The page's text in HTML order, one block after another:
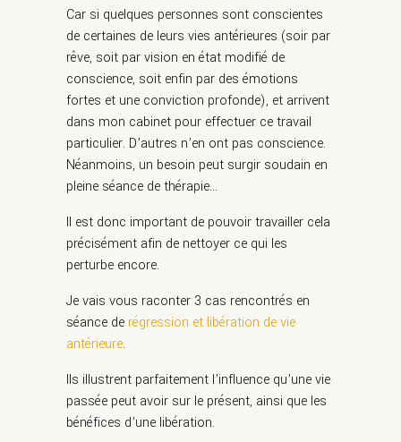
Car si quelques personnes sont conscientes
de certaines de leurs vies antérieures (soir par
rêve, soit par vision en état modifié de
conscience, soit enfin par des émotions
fortes et une conviction profonde), et arrivent
dans mon cabinet pour effectuer ce travail
particulier. D’autres n’en ont pas conscience.
Néanmoins, un besoin peut surgir soudain en
pleine séance de thérapie…
Il est donc important de pouvoir travailler cela
précisément afin de nettoyer ce qui les
perturbe encore.
Je vais vous raconter 3 cas rencontrés en
séance de régression et libération de vie
antérieure.
Ils illustrent parfaitement l’influence qu’une vie
passée peut avoir sur le présent, ainsi que les
bénéfices d’une libération.